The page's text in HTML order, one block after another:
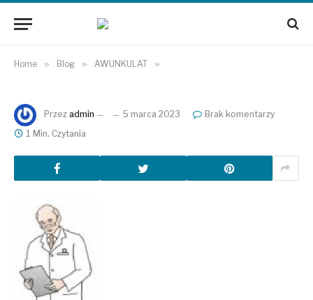
Home » Blog » AWUNKULAT »
Przez admin 5 marca 2023
Brak komentarzy
1 Min. Czytania